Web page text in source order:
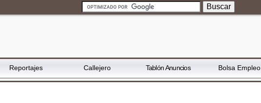
Reportajes Callejero Tablón Anuncios Bolsa Empleo